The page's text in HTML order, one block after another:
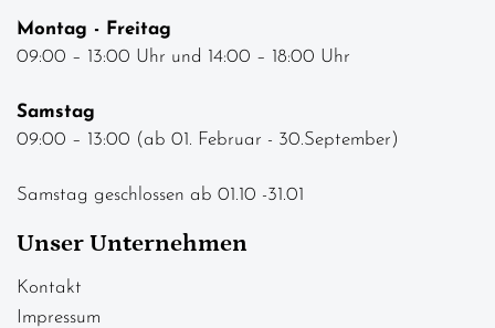
Montag - Freitag
09:00 – 13:00 Uhr und 14:00 – 18:00 Uhr
Samstag
09:00 – 13:00 (ab 01. Februar - 30.September)
Samstag geschlossen ab 01.10 -31.01
Unser Unternehmen
Kontakt
Impressum